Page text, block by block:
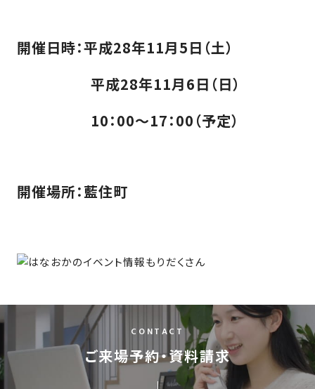
多
績
開催日時：平成28年11月5日（土）
平成28年11月6日（日）
10：00～17：00（予定）
開催場所：藍住町
CONTACT
ご来場予約・資料請求